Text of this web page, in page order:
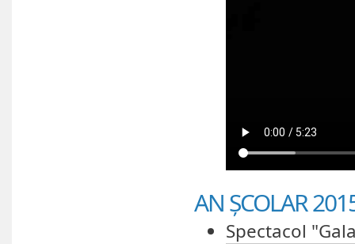
AN ȘCOLAR
Spectacol